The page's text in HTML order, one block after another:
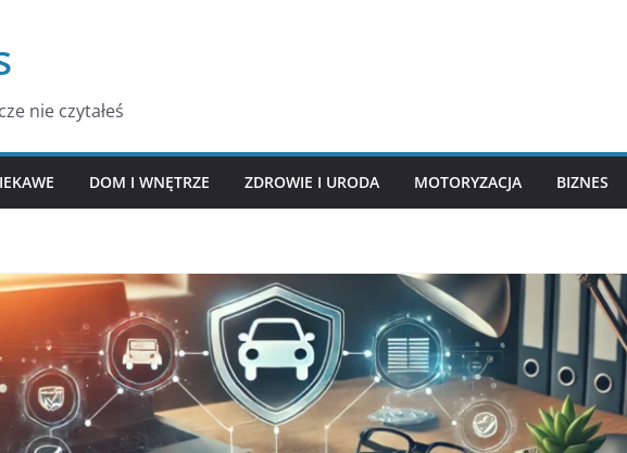
nie czytałeś
DOM I WNĘTRZE ZDROWIE I URODA MOTORYZACJA BIZNES